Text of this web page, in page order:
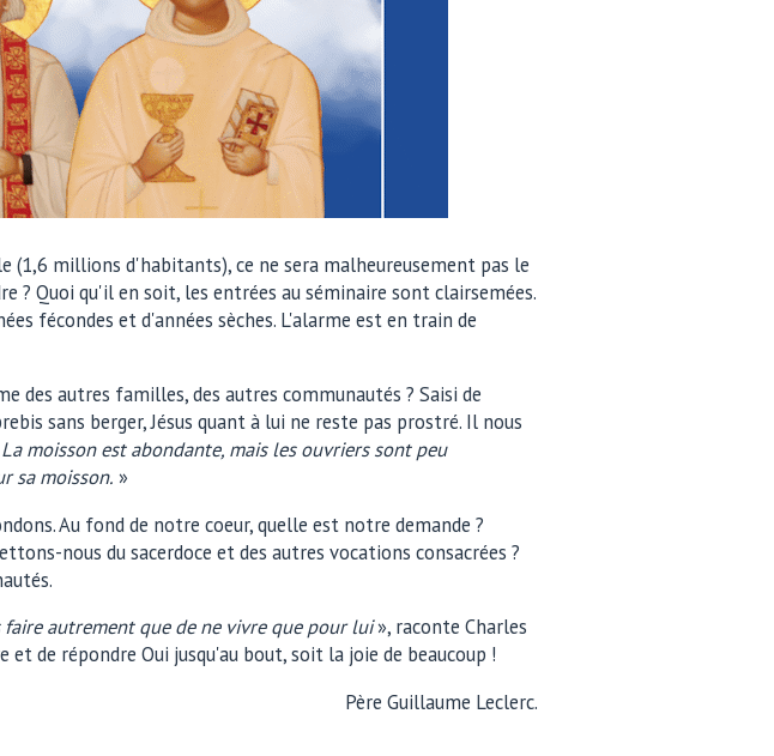
(1,6 millions d'habitants), ce ne sera malheureusement pas le
? Quoi qu'il en soit, les entrées au séminaire sont clairsemées.
fécondes et d'années sèches. L'alarme est en train de
des autres familles, des autres communautés ? Saisi de
sans berger, Jésus quant à lui ne reste pas prostré. Il nous
La moisson est abondante, mais les ouvriers sont peu
sa moisson. »
Au fond de notre coeur, quelle est notre demande ?
nous du sacerdoce et des autres vocations consacrées ?
autrement que de ne vivre que pour lui», raconte Charles
de répondre Oui jusqu'au bout, soit la joie de beaucoup !
Père Guillaume Leclerc.